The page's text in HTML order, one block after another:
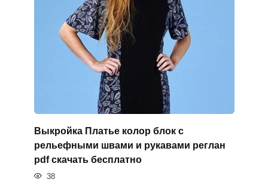
Выкройка Платье колор блок с
рельефными швами и рукавами реглан
pdf скачать бесплатно
38